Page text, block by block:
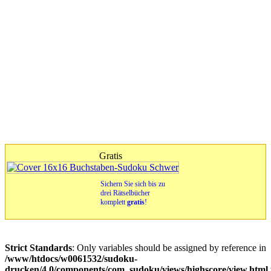
Gratis
Sichern Sie sich bis zu
drei Rätselbücher
komplettgratis!
Strict Standards: Only variables should be assigned by reference in
/www/htdocs/w0061532/sudoku-